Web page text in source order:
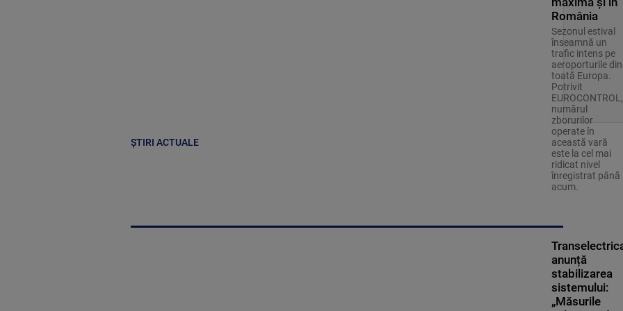
ȘTIRI ACTUALE
România
Sezonul estival
înseamnă un
trafic intens pe
aeroporturile din
toată Europa.
Potrivit
EUROCONTROL,
numărul
zborurilor
operate în
această vară
este la cel mai
ridicat nivel
înregistrat până
acum.
anunță
stabilizarea
sistemului:
„Măsurile